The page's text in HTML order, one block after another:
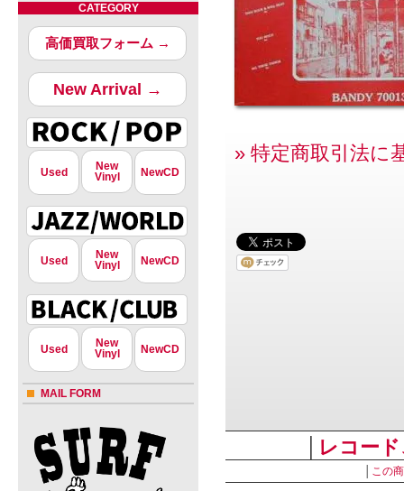
CATEGORY
高価買取フォーム →
New Arrival →
Used
New
Vinyl
NewCD
Used
New
Vinyl
NewCD
Used
New
Vinyl
NewCD
MAIL FORM
» 特定商取引法に
レコー
この